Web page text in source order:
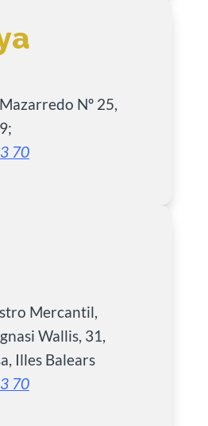
Nº 25,
70
Mercantil,
Wallis, 31,
Illes Balears
70